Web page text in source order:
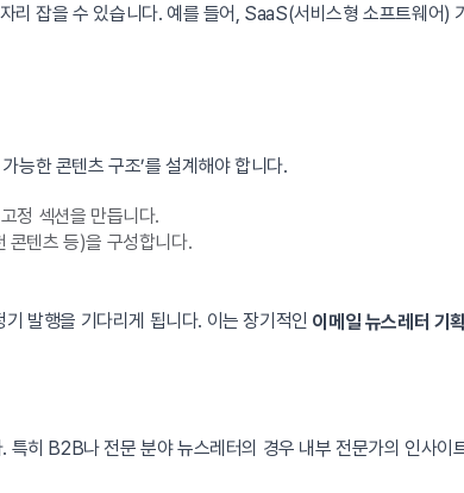
리 잡을 수 있습니다. 예를 들어, SaaS(서비스형 소프트웨어)
능한 콘텐츠 구조’를 설계해야 합니다.
정 섹션을 만듭니다.
콘텐츠 등)을 구성합니다.
발행을 기다리게 됩니다. 이는 장기적인 이메일 뉴스레터 기획
히 B2B나 전문 분야 뉴스레터의 경우 내부 전문가의 인사이